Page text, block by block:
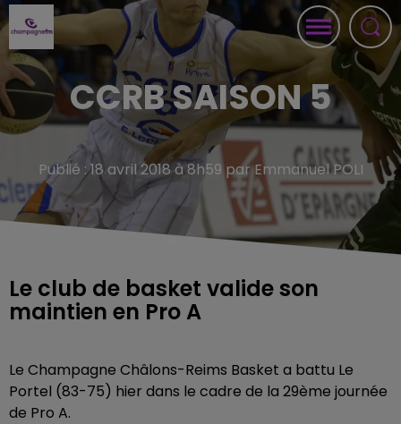
CCRB SAISON 5
Publié : 18 avril 2018 à 8h59 par Emmanuel POLI
Le club de basket valide son
maintien en Pro A
Le Champagne Châlons-Reims Basket a battu Le
Portel (83-75) hier dans le cadre de la 29ème journée
de Pro A.